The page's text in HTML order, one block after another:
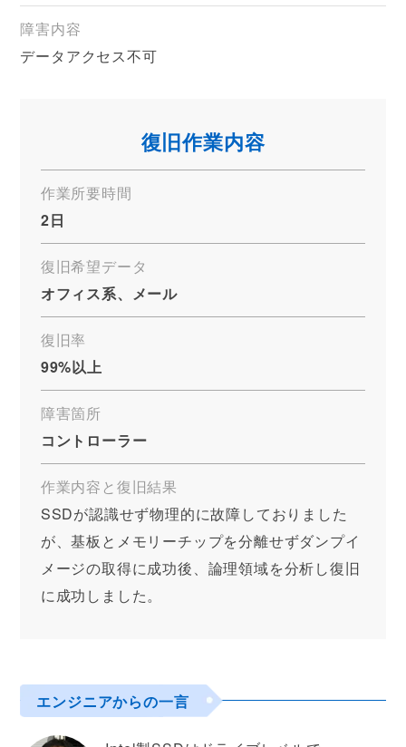
障害内容
データアクセス不可
復旧作業内容
作業所要時間
2日
復旧希望データ
オフィス系、メール
復旧率
99%以上
障害箇所
コントローラー
作業内容と復旧結果
SSDが認識せず物理的に故障しておりました
が、基板とメモリーチップを分離せずダンプイ
メージの取得に成功後、論理領域を分析し復旧
に成功しました。
エンジニアからの一言